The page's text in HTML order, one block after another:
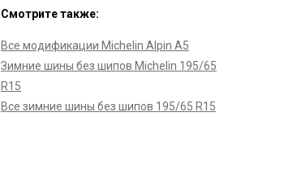
Смотрите также:
Все модификации Michelin Alpin A5
Зимние шины без шипов Michelin 195/65
R15
Все зимние шины без шипов 195/65 R15